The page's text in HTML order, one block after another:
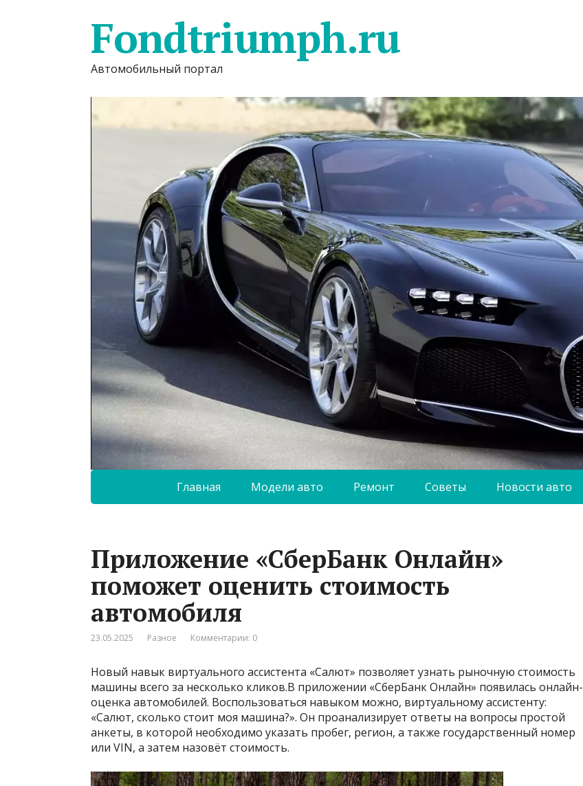
Fondtriumph.ru
Автомобильный портал
Главная Модели авто Ремонт Советы Новости авто
Приложение «СберБанк Онлайн»
поможет оценить стоимость
автомобиля
23.05.2025 Разное Комментарии: 0
Новый навык виртуального ассистента «Салют» позволяет узнать рыночную стоимость
машины всего за несколько кликов.В приложении «СберБанк Онлайн» появилась онлайн-
оценка автомобилей. Воспользоваться навыком можно, виртуальному ассистенту:
«Салют, сколько стоит моя машина?». Он проанализирует ответы на вопросы простой
анкеты, в которой необходимо указать пробег, регион, а также государственный номер
или VIN, а затем назовёт стоимость.